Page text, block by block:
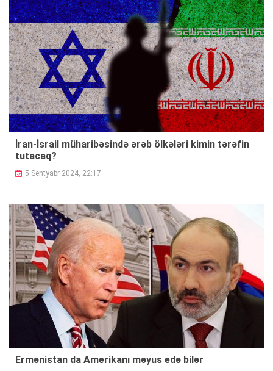
İran-İsrail müharibəsində ərəb ölkələri kimin tərəfin
tutacaq?
5 Sentyabr 2024, 22:17
Ermənistan da Amerikanı məyus edə bilər